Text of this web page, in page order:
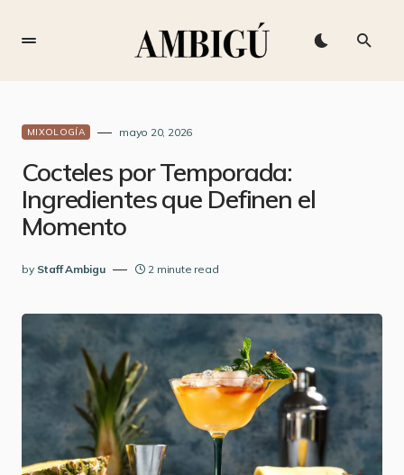
MIXOLOGÍA mayo 20, 2026
Cocteles por Temporada:
Ingredientes que Definen el
Momento
by Staff Ambigu 2 minute read